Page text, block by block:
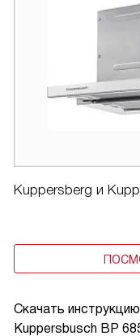
Скачать
Kuppersbusch BP
Kuppersberg и